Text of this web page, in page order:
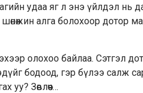
удаа яг л энэ үйлдэл
алга болохоор дотор
олохоо байлаа. Сэтгэл
бодоод, гэр бүлээ салж
уу? Зөвлөөч…